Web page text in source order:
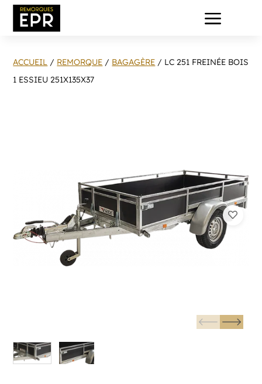
a
ACCUEIL / REMORQUE / BAGAGÈRE / LC 251 FREINÉE BOIS
1 ESSIEU 251X135X37